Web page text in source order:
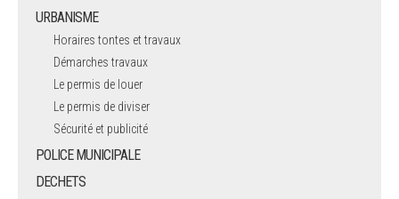
URBANISME
Horaires tontes et travaux
Démarches travaux
Le permis de louer
Le permis de diviser
Sécurité et publicité
POLICE MUNICIPALE
DECHETS